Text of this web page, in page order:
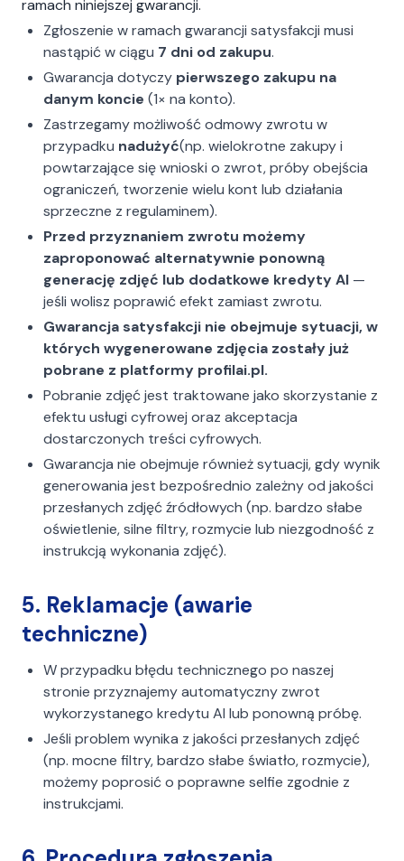
ramach niniejszej gwarancji.
Zgłoszenie w ramach gwarancji satysfakcji musi
nastąpić w ciągu 7 dni od zakupu.
Gwarancja dotyczy pierwszego zakupu na
danym koncie (1× na konto).
Zastrzegamy możliwość odmowy zwrotu w
przypadku nadużyć(np. wielokrotne zakupy i
powtarzające się wnioski o zwrot, próby obejścia
ograniczeń, tworzenie wielu kont lub działania
sprzeczne z regulaminem).
Przed przyznaniem zwrotu możemy
zaproponować alternatywnie ponowną
generację zdjęć lub dodatkowe kredyty AI —
jeśli wolisz poprawić efekt zamiast zwrotu.
Gwarancja satysfakcji nie obejmuje sytuacji, w
których wygenerowane zdjęcia zostały już
pobrane z platformy profilai.pl.
Pobranie zdjęć jest traktowane jako skorzystanie z
efektu usługi cyfrowej oraz akceptacja
dostarczonych treści cyfrowych.
Gwarancja nie obejmuje również sytuacji, gdy wynik
generowania jest bezpośrednio zależny od jakości
przesłanych zdjęć źródłowych (np. bardzo słabe
oświetlenie, silne filtry, rozmycie lub niezgodność z
instrukcją wykonania zdjęć).
5. Reklamacje (awarie
techniczne)
W przypadku błędu technicznego po naszej
stronie przyznajemy automatyczny zwrot
wykorzystanego kredytu AI lub ponowną próbę.
Jeśli problem wynika z jakości przesłanych zdjęć
(np. mocne filtry, bardzo słabe światło, rozmycie),
możemy poprosić o poprawne selfie zgodnie z
instrukcjami.